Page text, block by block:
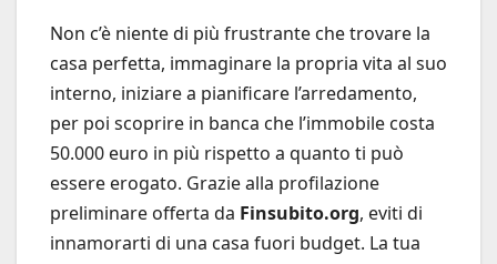
Non c’è niente di più frustrante che trovare la
casa perfetta, immaginare la propria vita al suo
interno, iniziare a pianificare l’arredamento,
per poi scoprire in banca che l’immobile costa
50.000 euro in più rispetto a quanto ti può
essere erogato. Grazie alla profilazione
preliminare offerta da Finsubito.org, eviti di
innamorarti di una casa fuori budget. La tua